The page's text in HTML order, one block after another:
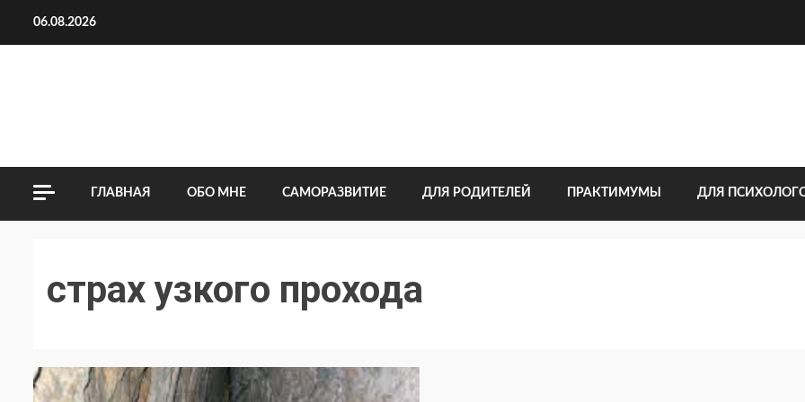
06.08.2026
ГЛАВНАЯ ОБО МНЕ САМОРАЗВИТИЕ ДЛЯ РОДИТЕЛЕЙ ПРАКТИМУМЫ ДЛЯ
страх узкого прохода